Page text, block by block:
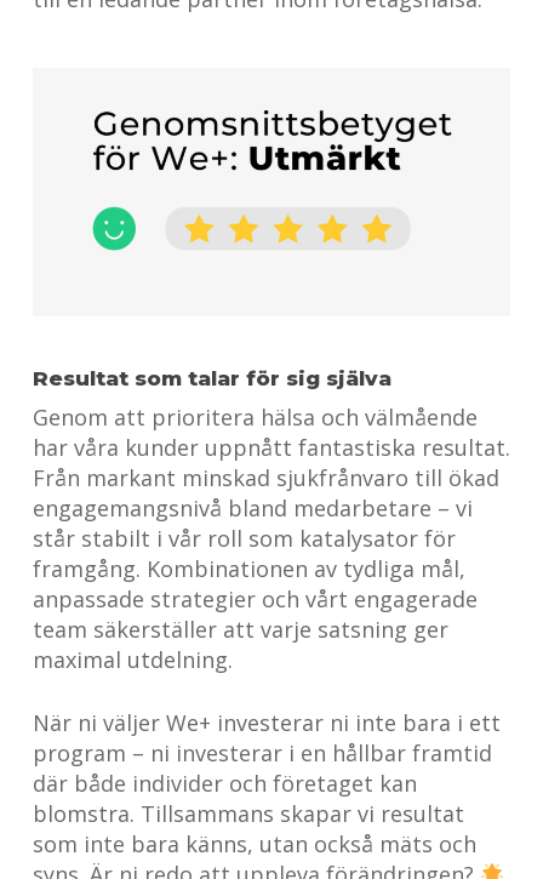
Resultat som talar för sig själva
Genom att prioritera hälsa och välmående
har våra kunder uppnått fantastiska resultat.
Från markant minskad sjukfrånvaro till ökad
engagemangsnivå bland medarbetare – vi
står stabilt i vår roll som katalysator för
framgång. Kombinationen av tydliga mål,
anpassade strategier och vårt engagerade
team säkerställer att varje satsning ger
maximal utdelning.
När ni väljer We+ investerar ni inte bara i ett
program – ni investerar i en hållbar framtid
där både individer och företaget kan
blomstra. Tillsammans skapar vi resultat
som inte bara känns, utan också mäts och